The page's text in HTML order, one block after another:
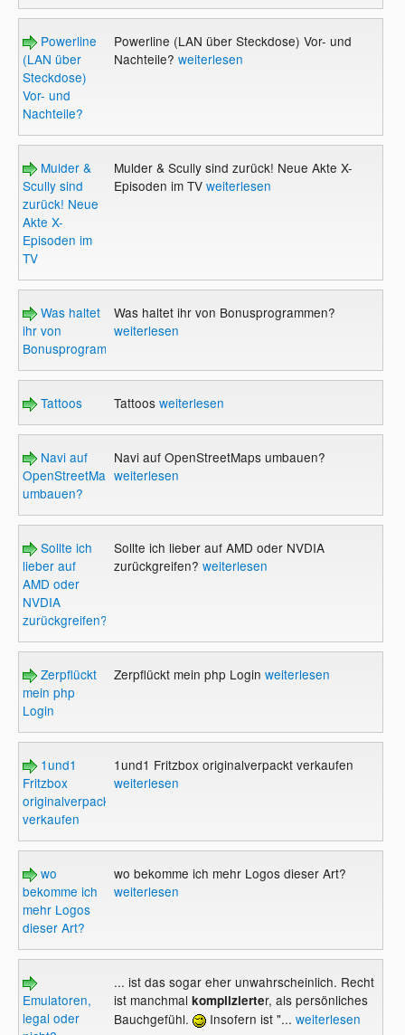
Powerline
(LAN über
Steckdose)
Vor- und
Nachteile?
Powerline (LAN über Steckdose) Vor- und
Nachteile? weiterlesen
Mulder &
Scully sind
zurück! Neue
Akte X-
Episoden im
TV
Mulder & Scully sind zurück! Neue Akte X-
Episoden im TV weiterlesen
Was haltet
ihr von
Bonusprogrammen?
Was haltet ihr von Bonusprogrammen?
weiterlesen
Tattoos Tattoos weiterlesen
Navi auf
OpenStreetMaps
umbauen?
Navi auf OpenStreetMaps umbauen?
weiterlesen
Sollte ich
lieber auf
AMD oder
NVDIA
zurückgreifen?
Sollte ich lieber auf AMD oder NVDIA
zurückgreifen? weiterlesen
Zerpflückt
mein php
Login
Zerpflückt mein php Login weiterlesen
1und1
Fritzbox
originalverpackt
verkaufen
1und1 Fritzbox originalverpackt verkaufen
weiterlesen
wo
bekomme ich
mehr Logos
dieser Art?
wo bekomme ich mehr Logos dieser Art?
weiterlesen
Emulatoren,
legal oder
... ist das sogar eher unwahrscheinlich. Recht
ist manchmal komplizierter, als persönliches
Bauchgefühl.
Insofern ist "... weiterlesen